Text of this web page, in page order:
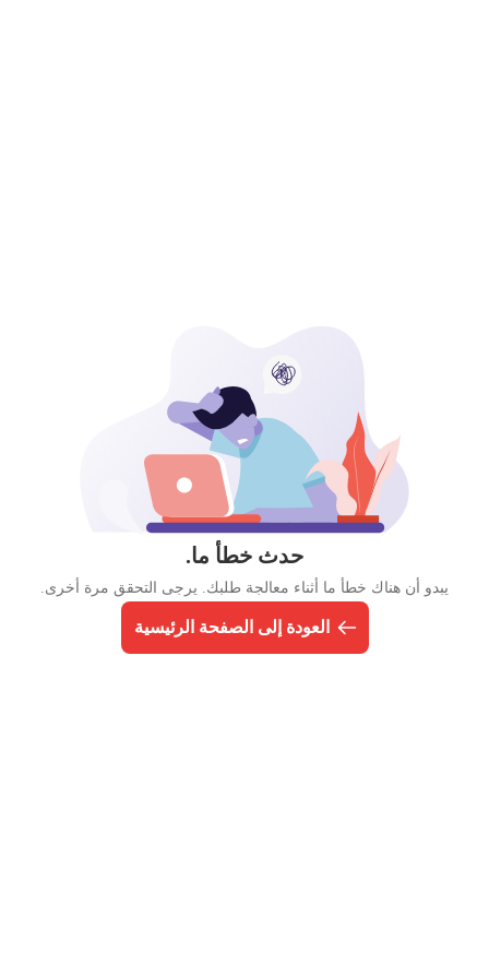
حدث خطأ ما.
يبدو أن هناك خطأ ما أثناء معالجة طلبك. يرجى التحقق مرة أخرى.
العودة إلى الصفحة الرئيسية